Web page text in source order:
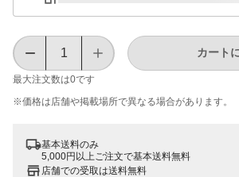
最大注文数は0です
カート
※価格は​店舗や​掲載場所で​異なる​場合が​あります。
基本送料のみ
5,000円以上ご注文で基本送料無料
店舗での受取は送料無料